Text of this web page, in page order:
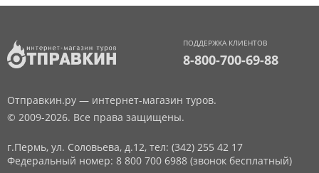
ПОДДЕРЖКА КЛИЕНТОВ
8-800-700-69-88
Отправкин.ру — интернет-магазин туров.
© 2009-2026. Все права защищены.
г.Пермь, ул. Соловьева, д.12, тел: (342) 255 42 17
Федеральный номер: 8 800 700 6988 (звонок бесплатный)